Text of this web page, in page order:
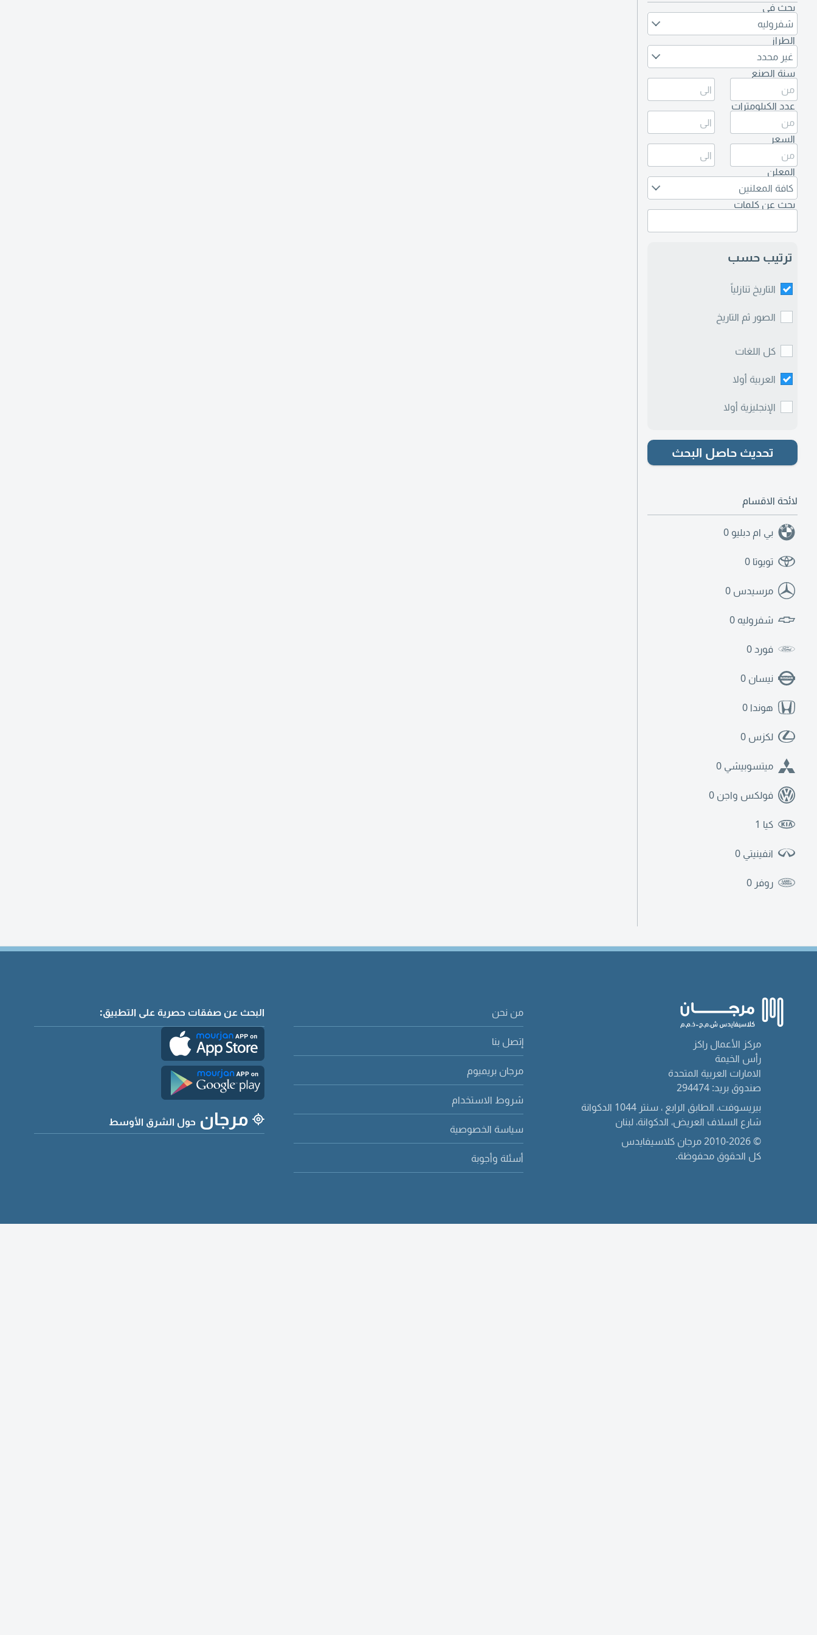
بحث في
شفروليه
الطراز
غير محدد
سنة الصنع
عدد الكيلومترات
السعر
المعلن
كافة المعلنين
بحث عن كلمات
ترتيب حسب
التاريخ تنازلياً
الصور ثم التاريخ
كل اللغات
العربية أولا
الإنجليزية أولا
تحديث حاصل البحث
لائحة الاقسام
بي ام دبليو 0
تويوتا 0
مرسيدس 0
شفروليه 0
فورد0
نيسان 0
هوندا 0
لكزس 0
ميتسوبيشي 0
فولكس واجن 0
كيا 1
انفينيتي 0
روفر 0
مركز الأعمال راكز
رأس الخيمة
الامارات العربية المتحدة
صندوق بريد: 294474
بيريسوفت، الطابق الرابع ، سنتر 1044 الدكوانة
شارع السلاف العريض، الدكوانة، لبنان
© 2010-2026 مرجان كلاسيفايدس
كل الحقوق محفوظة.
من نحن
إتصل بنا
مرجان بريميوم
شروط الاستخدام
سياسة الخصوصية
أسئلة وأجوبة
البحث عن صفقات حصرية على التطبيق:
مرجان حول الشرق الأوسط